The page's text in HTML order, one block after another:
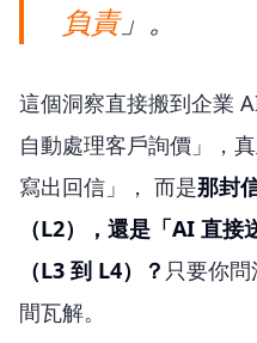
負責」。
這個洞察直接搬到企業
自動處理客戶詢價」，
寫出回信」， 而是那封
（L2），還是「AI 直接
（L3 到 L4）？ 只要你
間瓦解。